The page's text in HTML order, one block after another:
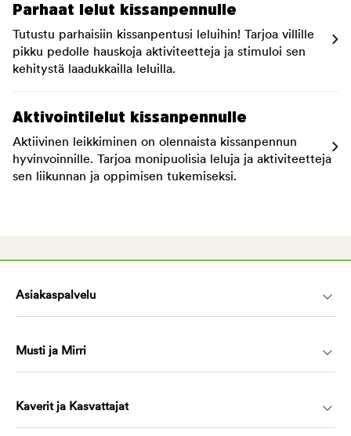
Parhaat lelut kissanpennulle
Tutustu parhaisiin kissanpentusi leluihin! Tarjoa villille
pikku pedolle hauskoja aktiviteetteja ja stimuloi sen
kehitystä laadukkailla leluilla.
Aktivointilelut kissanpennulle
Aktiivinen leikkiminen on olennaista kissanpennun
hyvinvoinnille. Tarjoa monipuolisia leluja ja aktiviteetteja
sen liikunnan ja oppimisen tukemiseksi.
Asiakaspalvelu
Musti ja Mirri
Kaverit ja Kasvattajat